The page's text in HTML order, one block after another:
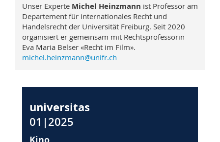
Unser Experte Michel Heinzmann ist Professor am
Departement für internationales Recht und
Handelsrecht der Universität Freiburg. Seit 2020
organisiert er gemeinsam mit Rechtsprofessorin
Eva Maria Belser «Recht im Film».
michel.heinzmann@unifr.ch
universitas
01|2025